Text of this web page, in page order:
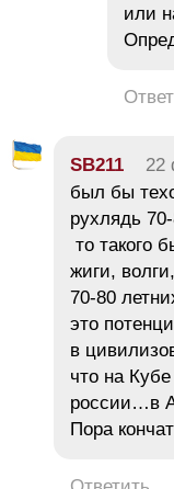
или
SB211 22
был бы
рухлядь
то такого
жиги,
70-80
это
в
что на
россии…в
Пора